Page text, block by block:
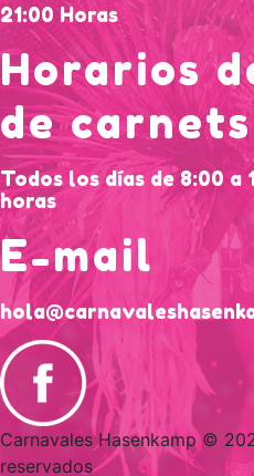
21:00 Horas
Horarios
de carnets
Todos los días de 8:00 a
horas
E-mail
Carnavales Hasenkamp ©
reservados